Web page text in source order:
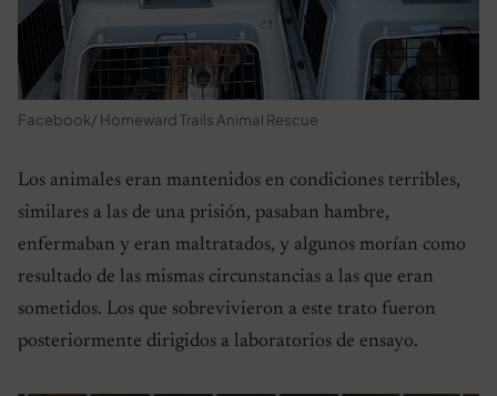
Facebook/ Homeward Trails Animal Rescue
Los animales eran mantenidos en condiciones terribles,
similares a las de una prisión, pasaban hambre,
enfermaban y eran maltratados, y algunos morían como
resultado de las mismas circunstancias a las que eran
sometidos. Los que sobrevivieron a este trato fueron
posteriormente dirigidos a laboratorios de ensayo.